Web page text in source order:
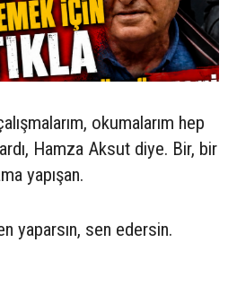
okumalarım hep
Hamza Aksut diye. Bir, bir
yapışan.
yaparsın, sen edersin.